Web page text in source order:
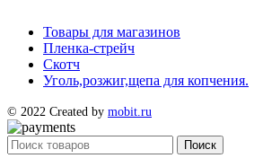
Товары для магазинов
Пленка-стрейч
Скотч
Уголь,розжиг,щепа для копчения.
© 2022 Created by mobit.ru
Поиск